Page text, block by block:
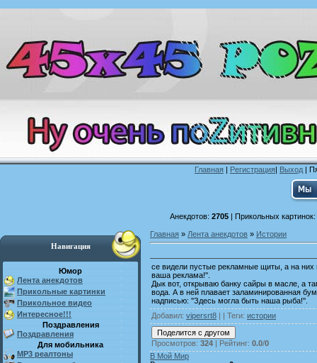
Главная | Регистрация| Выход |
Анекдотов: 2705| Прикольных картинок:
Навигация
Юмор
Лента анекдотов
Прикольные картинки
Прикольное видео
Интересное!!!
Поздравления
Поздравления
Для мобильника
MP3 реалтоны
Главная » Лента анекдотов » Истории
се видели пустые рекламные щиты, а на
ваша реклама!''.
Дык вот, открываю банку сайры в масле, а
вода. А в ней плавает заламинированная
надписью: ''Здесь могла быть наша рыба!''.
Добавил: vipersrt8 | | Теги: истории
Просмотров: 324 | Рейтинг: 0.0/0
В Мой Мир